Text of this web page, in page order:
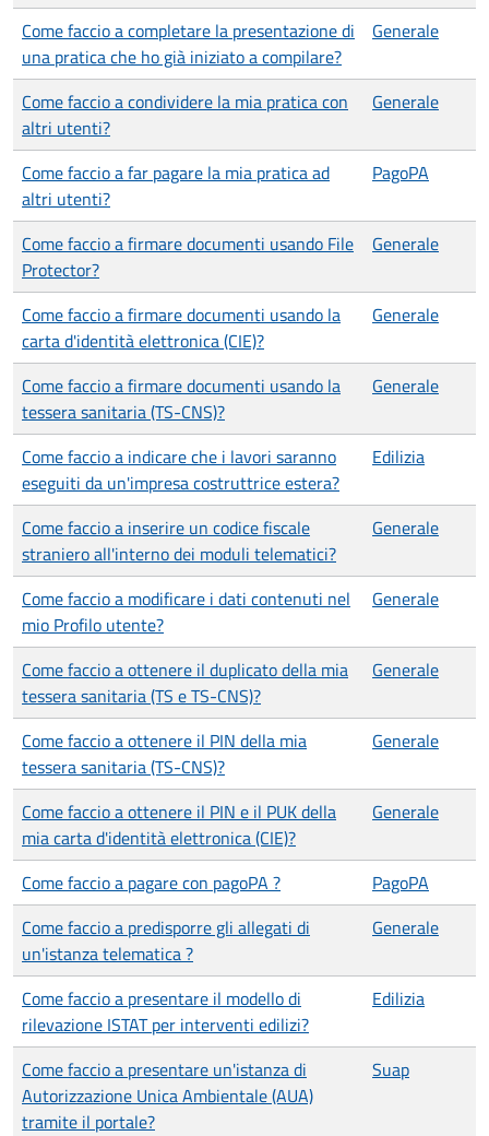
Come faccio a completare la presentazione di
una pratica che ho già iniziato a compilare?
Generale
Come faccio a condividere la mia pratica con
altri utenti?
Generale
Come faccio a far pagare la mia pratica ad
altri utenti?
PagoPA
Come faccio a firmare documenti usando File
Protector?
Generale
Come faccio a firmare documenti usando la
carta d'identità elettronica (CIE)?
Generale
Come faccio a firmare documenti usando la
tessera sanitaria (TS-CNS)?
Generale
Come faccio a indicare che i lavori saranno
eseguiti da un'impresa costruttrice estera?
Edilizia
Come faccio a inserire un codice fiscale
straniero all'interno dei moduli telematici?
Generale
Come faccio a modificare i dati contenuti nel
mio Profilo utente?
Generale
Come faccio a ottenere il duplicato della mia
tessera sanitaria (TS e TS-CNS)?
Generale
Come faccio a ottenere il PIN della mia
tessera sanitaria (TS-CNS)?
Generale
Come faccio a ottenere il PIN e il PUK della
mia carta d'identità elettronica (CIE)?
Generale
Come faccio a pagare con pagoPA ?
PagoPA
Come faccio a predisporre gli allegati di
un'istanza telematica ?
Generale
Come faccio a presentare il modello di
rilevazione ISTAT per interventi edilizi?
Edilizia
Come faccio a presentare un'istanza di
Autorizzazione Unica Ambientale (AUA)
tramite il portale?
Suap